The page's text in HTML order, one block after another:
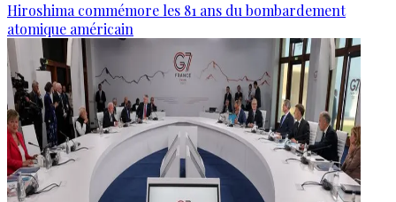
Hiroshima commémore les 81 ans du bombardement
atomique américain